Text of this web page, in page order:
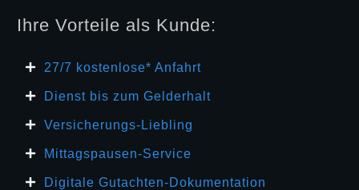
Ihre Vorteile als Kunde:
27/7 kosten lose* Anfahrt
Dienst bis zum Gelderhalt
Versicherungs-Liebling
Mittagspausen-Service
Digitale Gutachten-Dokumentation